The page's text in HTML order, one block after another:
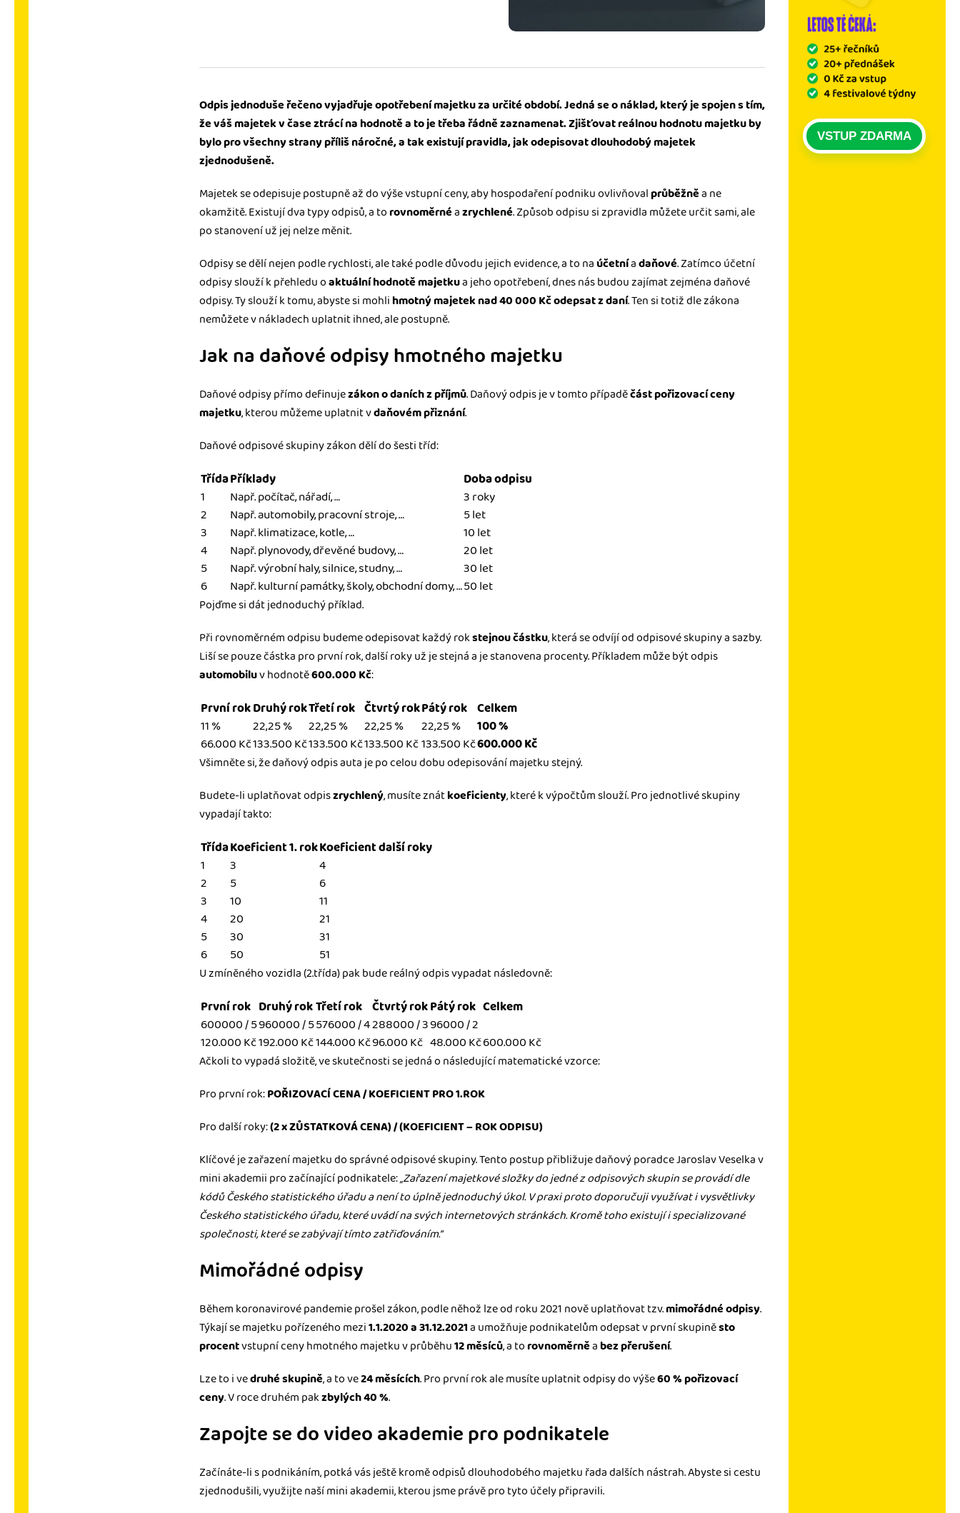
Nechte iDoklad pracovat za vás. Díky
propojení s e-shopem, bankou, CRM...
VSTUP ZDARMA
Odpis jednoduše řečeno vyjadřuje opotřebení majetku za určité období. Jedná se o náklad, který je spojen s tím,
že váš majetek v čase ztrácí na hodnotě a to je třeba řádně zaznamenat. Zjišťovat reálnou hodnotu majetku by
bylo pro všechny strany příliš náročné, a tak existují pravidla, jak odepisovat dlouhodobý majetek
zjednodušeně.
Majetek se odepisuje postupně až do výše vstupní ceny, aby hospodaření podniku ovlivňovalprůběžněa ne
okamžitě. Existují dva typy odpisů, a torovnoměrnéazrychlené. Způsob odpisu si zpravidla můžete určit sami, ale
po stanovení už jej nelze měnit.
Odpisy se dělí nejen podle rychlosti, ale také podle důvodu jejich evidence, a to naúčetníadaňové. Zatímco účetní
odpisy slouží k přehledu oaktuální hodnotě majetkua jeho opotřebení, dnes nás budou zajímat zejména daňové
odpisy. Ty slouží k tomu, abyste si mohli hmotný majetek nad 40 000 Kč odepsat z daní. Ten si totiž dle zákona
nemůžete v nákladech uplatnit ihned, ale postupně.
Jak na daňové odpisy hmotného majetku
Daňové odpisy přímo definujezákon o daních z příjmů. Daňový odpis je v tomto případěčást pořizovací ceny
majetku, kterou můžeme uplatnit vdaňovém přiznání.
Daňové odpisové skupiny zákon dělí do šesti tříd:
TřídaPříklady
Doba odpisu
1
Např. počítač, nářadí, …
3 roky
2
Např. automobily, pracovní stroje, …
5 let
3
Např. klimatizace, kotle, …
10 let
4
Např. plynovody, dřevěné budovy, …
20 let
5
Např. výrobní haly, silnice, studny, …
30 let
6
Např. kulturní památky, školy, obchodní domy, …50 let
Pojďme si dát jednoduchý příklad.
Při rovnoměrném odpisu budeme odepisovat každý rokstejnou částku, která se odvíjí od odpisové skupiny a sazby.
Liší se pouze částka pro první rok, další roky už je stejná a je stanovena procenty. Příkladem může být odpis
automobiluv hodnotě600.000 Kč:
První rokDruhý rokTřetí rok Čtvrtý rokPátý rok Celkem
11 %
22,25 % 22,25 % 22,25 % 22,25 %
100 %
66.000 Kč133.500 Kč133.500 Kč133.500 Kč133.500 Kč600.000 Kč
Všimněte si, že daňový odpis auta je po celou dobu odepisování majetku stejný.
Budete-li uplatňovat odpiszrychlený, musíte znátkoeficienty, které k výpočtům slouží. Pro jednotlivé skupiny
vypadají takto:
TřídaKoeficient 1. rokKoeficient další roky
1
3
4
2
5
6
3
10
11
4
20
21
5
30
31
6
50 51
U zmíněného vozidla (2.třída) pak bude reálný odpis vypadat následovně:
První rok Druhý rokTřetí rok Čtvrtý rokPátý rok Celkem
600000 / 5960000 / 5576000 / 4288000 / 396000 / 2
120.000 Kč192.000 Kč144.000 Kč96.000 Kč 48.000 Kč600.000 Kč
Ačkoli to vypadá složitě, ve skutečnosti se jedná o následující matematické vzorce:
Pro první rok:POŘIZOVACÍ CENA / KOEFICIENT PRO 1.ROK
Pro další roky:(2 x ZŮSTATKOVÁ CENA) / (KOEFICIENT – ROK ODPISU)
Klíčové je zařazení majetku do správné odpisové skupiny. Tento postup přibližuje daňový poradce Jaroslav Veselka v
mini akademii pro začínající podnikatele:„Zařazení majetkové složky do jedné z odpisových skupin se provádí dle
kódů Českého statistického úřadu a není to úplně jednoduchý úkol. V praxi proto doporučuji využívat i vysvětlivky
Českého statistického úřadu, které uvádí na svých internetových stránkách. Kromě toho existují i specializované
společnosti, které se zabývají tímto zatřiďováním.”
Mimořádné odpisy
Během koronavirové pandemie prošel zákon, podle něhož lze od roku 2021 nově uplatňovat tzv.mimořádné odpisy.
Týkají se majetku pořízeného mezi1.1.2020 a 31.12.2021a umožňuje podnikatelům odepsat v první skupiněsto
procentvstupní ceny hmotného majetku v průběhu12 měsíců, a torovnoměrněa bez přerušení.
Lze to i vedruhé skupině, a to ve24 měsících. Pro první rok ale musíte uplatnit odpisy do výše60 % pořizovací
ceny. V roce druhém pakzbylých 40 %.
Zapojte se do video akademie pro podnikatele
Začínáte-li s podnikáním, potká vás ještě kromě odpisů dlouhodobého majetku řada dalších nástrah. Abyste si cestu
zjednodušili, využijte naší mini akademii, kterou jsme právě pro tyto účely připravili.